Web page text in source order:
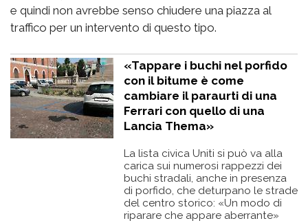
e quindi non avrebbe senso chiudere una piazza al
traffico per un intervento di questo tipo.
«Tappare i buchi nel porfido
con il bitume è come
cambiare il paraurti di una
Ferrari con quello di una
Lancia Thema»
La lista civica Uniti si può va alla
carica sui numerosi rappezzi dei
buchi stradali, anche in presenza
di porfido, che deturpano le strade
del centro storico: «Un modo di
riparare che appare aberrante»